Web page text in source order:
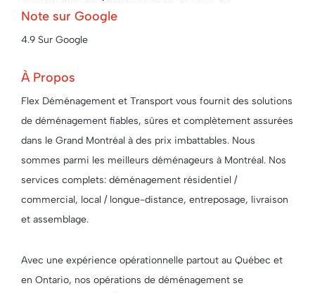
Note sur Google
4.9 Sur Google
À Propos
Flex Déménagement et Transport vous fournit des solutions
de déménagement fiables, sûres et complètement assurées
dans le Grand Montréal à des prix imbattables. Nous
sommes parmi les meilleurs déménageurs à Montréal. Nos
services complets: déménagement résidentiel /
commercial, local / longue-distance, entreposage, livraison
et assemblage.
Avec une expérience opérationnelle partout au Québec et
en Ontario, nos opérations de déménagement se